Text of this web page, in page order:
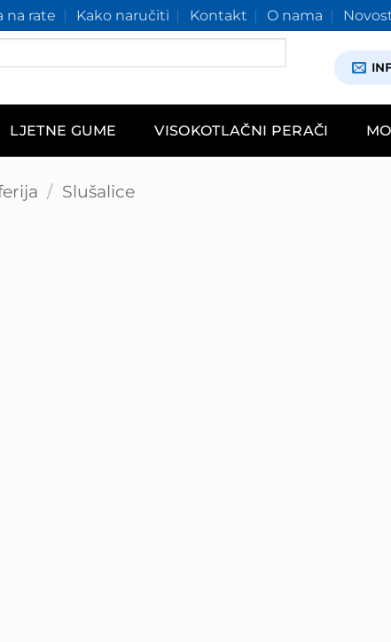
na rate Kako naručiti Kontakt O nama
LJETNE GUME VISOKOTLAČNI PERAČI
/ Slušalice